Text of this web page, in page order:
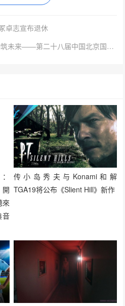
卓志宣布退休
下一篇：科技引领发展 创新构筑未来——第二十八届中国北京国际科技产业博览会圆满落幕
來
音
传小岛秀夫与Konami和解
TGA19将公布《Slient Hill》新作